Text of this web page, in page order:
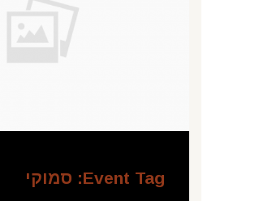
Event Tag: סמוקי